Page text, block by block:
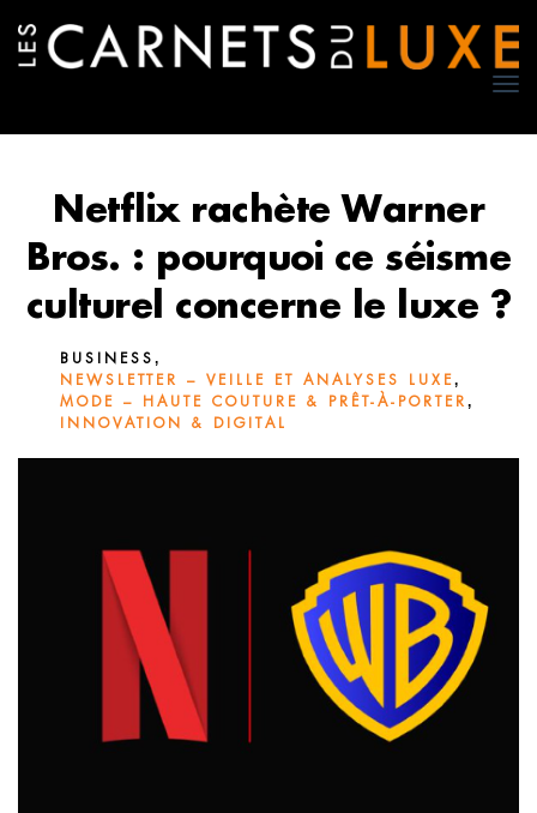
Netflix rachète Warner
Bros. : pourquoi ce séisme
culturel concerne le luxe ?
BUSINESS ,
NEWSLETTER – VEILLE ET ANALYSES LUXE,
MODE – HAUTE COUTURE & PRÊT-À-PORTER ,
INNOVATION & DIGITAL